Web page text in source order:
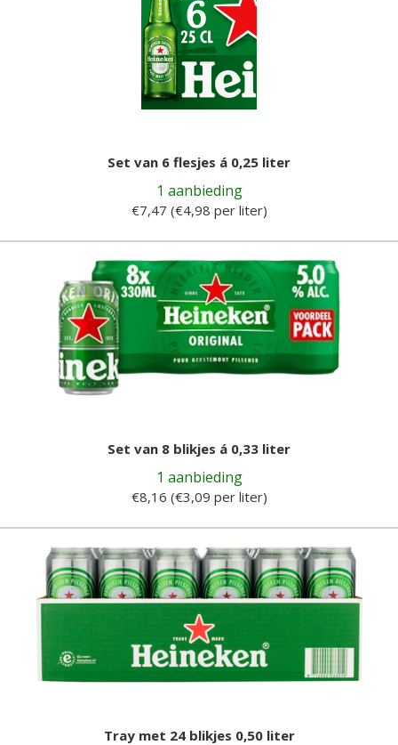
Set van 6 flesjes á 0,25 liter
1 aanbieding
€7,47 (€4,98 per liter)
Set van 8 blikjes á 0,33 liter
1 aanbieding
€8,16 (€3,09 per liter)
Tray met 24 blikjes 0,50 liter